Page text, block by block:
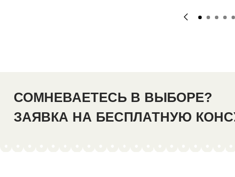
СОМНЕВАЕТЕСЬ В ВЫБОРЕ?
ЗАЯВКА НА БЕСПЛАТНУЮ